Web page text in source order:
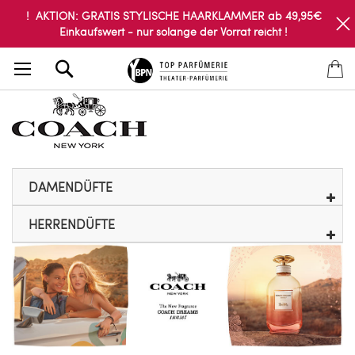
! AKTION: GRATIS STYLISCHE HAARKLAMMER ab 49,95€
Einkaufswert - nur solange der Vorrat reicht !
DAMENDÜFTE
HERRENDÜFTE